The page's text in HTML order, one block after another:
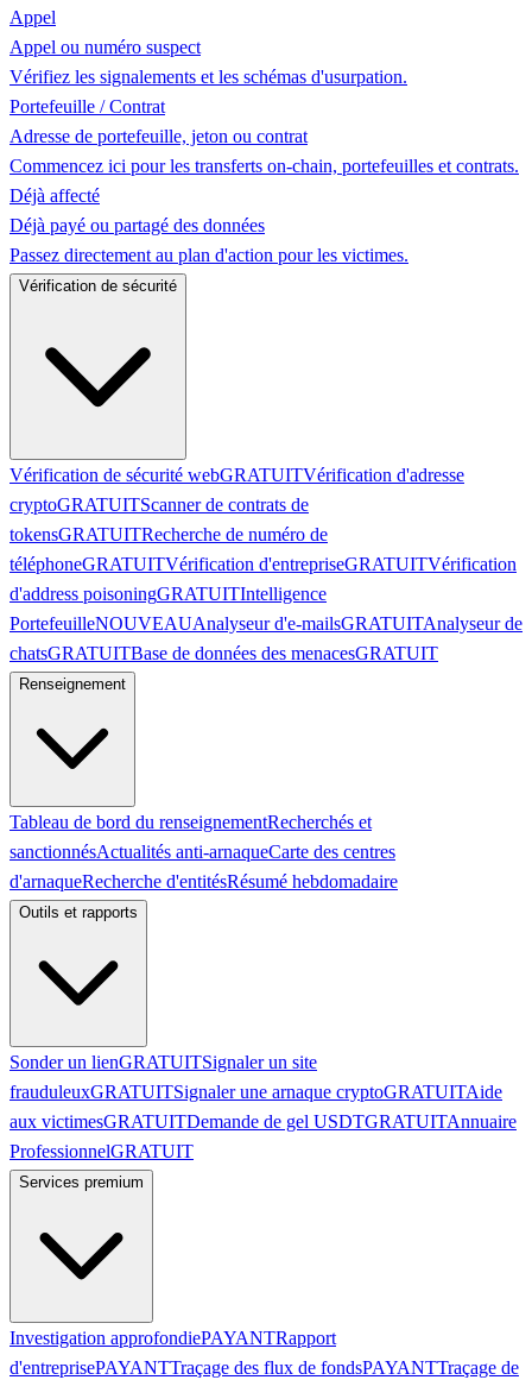
Appel
Appel ou numéro suspect
Vérifiez les signalements et les schémas d'usurpation.
Portefeuille / Contrat
Adresse de portefeuille, jeton ou contrat
Commencez ici pour les transferts on-chain, portefeuilles et contrats.
Déjà affecté
Déjà payé ou partagé des données
Passez directement au plan d'action pour les victimes.
Vérification de sécurité
Vérification de sécurité webGRATUITVérification d'adresse
cryptoGRATUITScanner de contrats de
tokensGRATUITRecherche de numéro de
téléphoneGRATUITVérification d'entrepriseGRATUITVérification
d'address poisoningGRATUITIntelligence
PortefeuilleNOUVEAUAnalyseur d'e-mailsGRATUITAnalyseur de
chatsGRATUITBase de données des menacesGRATUIT
Renseignement
Tableau de bord du renseignementRecherchés et
sanctionnésActualités anti-arnaqueCarte des centres
d'arnaqueRecherche d'entitésRésumé hebdomadaire
Outils et rapports
Sonder un lienGRATUITSignaler un site
frauduleuxGRATUITSignaler une arnaque cryptoGRATUITAide
aux victimesGRATUITDemande de gel USDTGRATUITAnnuaire
ProfessionnelGRATUIT
Services premium
Investigation approfondiePAYANTRapport
d'entreprisePAYANTTraçage des flux de fondsPAYANTTraçage de